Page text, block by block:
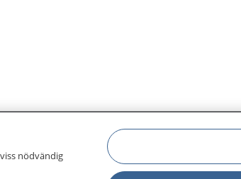
nödvändig